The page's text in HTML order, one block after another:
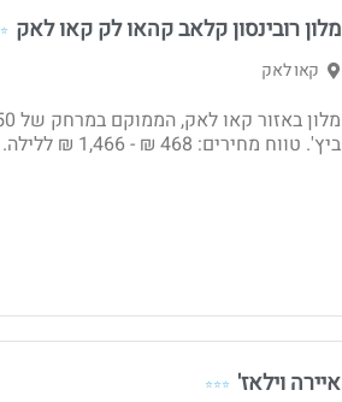
מלון רובינסון קלאב קהאו לק קאו לאק ⭐
קאו לאק
ביץ'. טווח מחירים: 468 ₪ - ‏1,466 ₪ ללילה. מומלץ!
איירה וילאז' ⭐⭐⭐